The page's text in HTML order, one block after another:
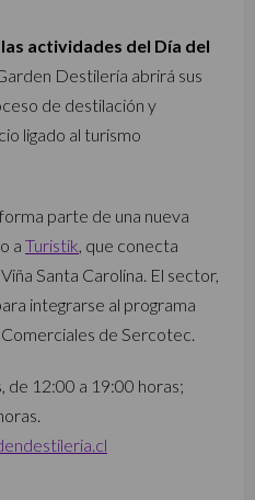
actividades del Día del
Destilería abrirá sus
de destilación y
ligado al turismo
parte de una nueva
a Turistik , que conecta
Santa Carolina. El sector,
integrarse al programa
de Sercotec.
de 12:00 a 19:00 horas;